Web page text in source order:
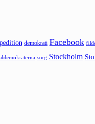
demokrati Facebook
sorg Stockholm